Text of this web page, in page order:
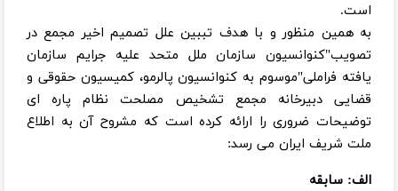
است.
به همین منظور و با هدف تببین علل تصمیم اخیر مجمع در
تصویب"کنوانسیون سازمان ملل متحد علیه جرایم سازمان
یافته فراملی"موسوم به کنوانسیون پالرمو، کمیسیون حقوقی و
قضایی دبیرخانه مجمع تشخیص مصلحت نظام پاره ای
توضیحات ضروری را ارائه کرده است که مشروح آن به اطلاع
ملت شریف ایران می رسد:
الف: سابقه